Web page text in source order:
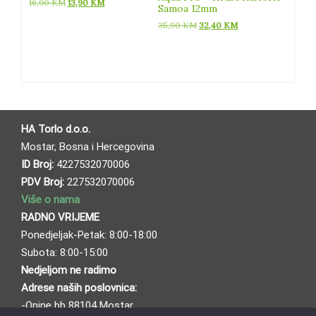
16,90KM 13,90 KM
Samoa 12mm
35,90KM Izvorna
32,40 KMTrenutna
HA Torlo d.o.o.
Mostar, Bosna i Hercegovina
ID Broj: 4227532070006
PDV Broj: 227532070006
Više o nama
RADNO VRIJEME
Ponedjeljak-Petak: 8:00-18:00
Subota: 8:00-15:00
Nedjeljom ne radimo
Adrese naših poslovnica:
-Opine bb 88104 Mostar